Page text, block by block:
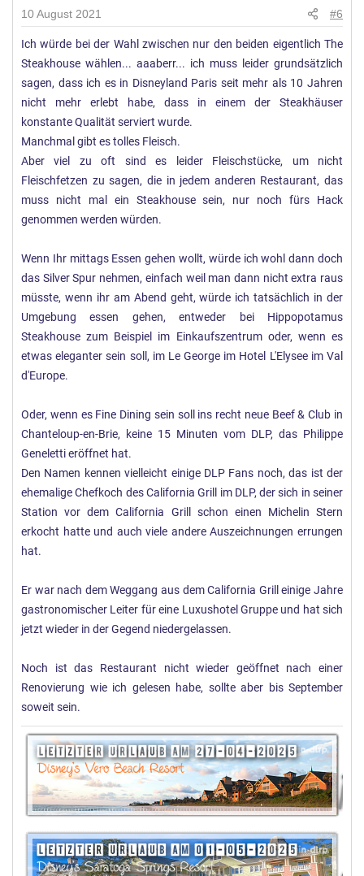
n
g
e
n
:
10 August 2021 #6
Ich würde bei der Wahl zwischen nur den beiden eigentlich The
Steakhouse wählen... aaaberr... ich muss leider grundsätzlich
sagen, dass ich es in Disneyland Paris seit mehr als 10 Jahren
nicht mehr erlebt habe, dass in einem der Steakhäuser
konstante Qualität serviert wurde.
Manchmal gibt es tolles Fleisch.
Aber viel zu oft sind es leider Fleischstücke, um nicht
Fleischfetzen zu sagen, die in jedem anderen Restaurant, das
muss nicht mal ein Steakhouse sein, nur noch fürs Hack
genommen werden würden.
Wenn Ihr mittags Essen gehen wollt, würde ich wohl dann doch
das Silver Spur nehmen, einfach weil man dann nicht extra raus
müsste, wenn ihr am Abend geht, würde ich tatsächlich in der
Umgebung essen gehen, entweder bei Hippopotamus
Steakhouse zum Beispiel im Einkaufszentrum oder, wenn es
etwas eleganter sein soll, im Le George im Hotel L'Elysee im Val
d'Europe.
Oder, wenn es Fine Dining sein soll ins recht neue Beef & Club in
Chanteloup-en-Brie, keine 15 Minuten vom DLP, das Philippe
Geneletti eröffnet hat.
Den Namen kennen vielleicht einige DLP Fans noch, das ist der
ehemalige Chefkoch des California Grill im DLP, der sich in seiner
Station vor dem California Grill schon einen Michelin Stern
erkocht hatte und auch viele andere Auszeichnungen errungen
hat.
Er war nach dem Weggang aus dem California Grill einige Jahre
gastronomischer Leiter für eine Luxushotel Gruppe und hat sich
jetzt wieder in der Gegend niedergelassen.
Noch ist das Restaurant nicht wieder geöffnet nach einer
Renovierung wie ich gelesen habe, sollte aber bis September
soweit sein.